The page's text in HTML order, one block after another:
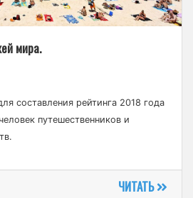
мира.
составления рейтинга 2018 года
путешественников и
ЧИТАТЬ